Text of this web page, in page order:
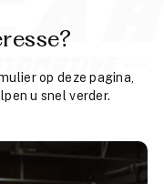
op deze pagina,
u snel verder.